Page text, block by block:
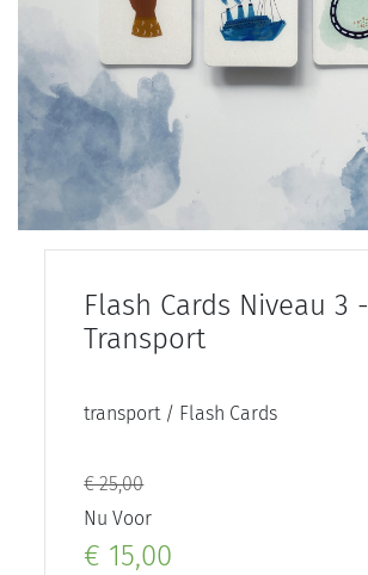
Flash Cards Niveau 3 -
Transport
transport / Flash Cards
€ 25,00
Nu Voor
€ 15,00